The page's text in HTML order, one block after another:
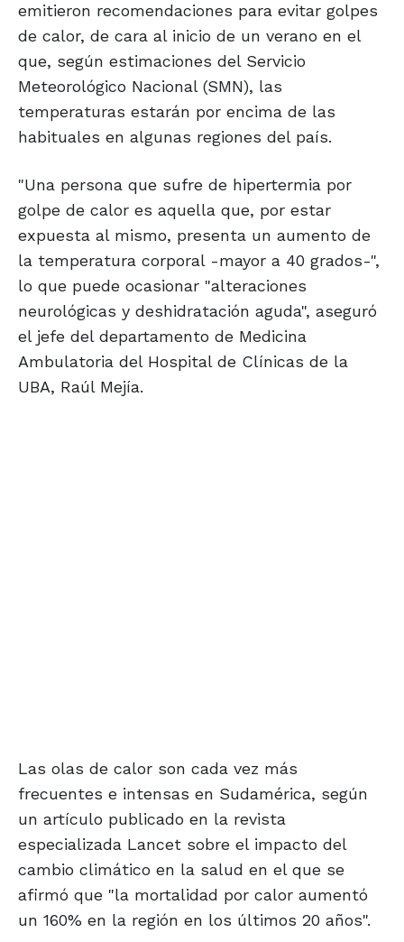
emitieron recomendaciones para evitar golpes
de calor, de cara al inicio de un verano en el
que, según estimaciones del Servicio
Meteorológico Nacional (SMN), las
temperaturas estarán por encima de las
habituales en algunas regiones del país.
"Una persona que sufre de hipertermia por
golpe de calor es aquella que, por estar
expuesta al mismo, presenta un aumento de
la temperatura corporal -mayor a 40 grados-",
lo que puede ocasionar "alteraciones
neurológicas y deshidratación aguda", aseguró
el jefe del departamento de Medicina
Ambulatoria del Hospital de Clínicas de la
UBA, Raúl Mejía.
Las olas de calor son cada vez más
frecuentes e intensas en Sudamérica, según
un artículo publicado en la revista
especializada Lancet sobre el impacto del
cambio climático en la salud en el que se
afirmó que "la mortalidad por calor aumentó
un 160% en la región en los últimos 20 años".